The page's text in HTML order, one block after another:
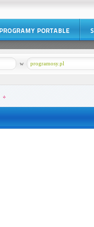
programosy.pl
w